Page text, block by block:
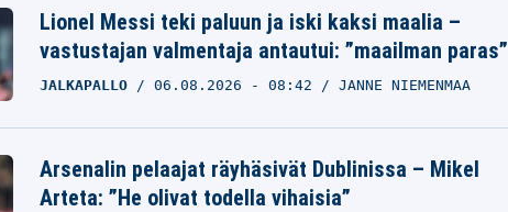
Lionel Messi teki paluun ja iski kaksi maalia –
vastustajan valmentaja antautui: ”maailman paras”
JALKAPALLO 06.08.2026 - 08:42 JANNE NIEMENMAA
Arsenalin pelaajat räyhäsivät Dublinissa – Mikel
Arteta: ”He olivat todella vihaisia”